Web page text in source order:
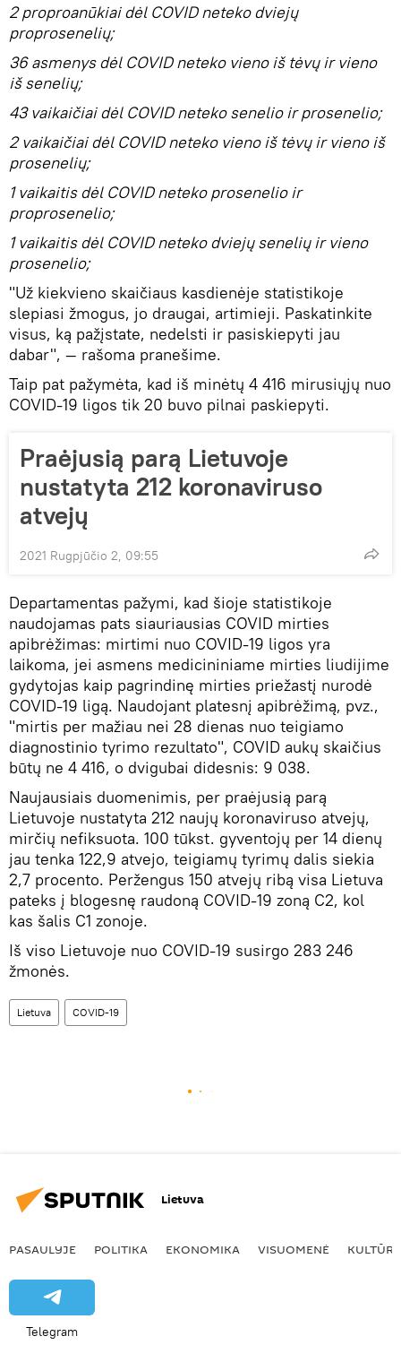
2 proproanūkiai dėl COVID neteko dviejų
proprosenelių;
36 asmenys dėl COVID neteko vieno iš tėvų ir vieno
iš senelių;
43 vaikaičiai dėl COVID neteko senelio ir prosenelio;
2 vaikaičiai dėl COVID neteko vieno iš tėvų ir vieno iš
prosenelių;
1 vaikaitis dėl COVID neteko prosenelio ir
proprosenelio;
1 vaikaitis dėl COVID neteko dviejų senelių ir vieno
prosenelio;
"Už kiekvieno skaičiaus kasdienėje statistikoje
slepiasi žmogus, jo draugai, artimieji. Paskatinkite
visus, ką pažįstate, nedelsti ir pasiskiepyti jau
dabar", — rašoma pranešime.
Taip pat pažymėta, kad iš minėtų 4 416 mirusiųjų nuo
COVID-19 ligos tik 20 buvo pilnai paskiepyti.
Praėjusią parą Lietuvoje
nustatyta 212 koronaviruso
atvejų
2021 Rugpjūčio 2, 09:55
Departamentas pažymi, kad šioje statistikoje
naudojamas pats siauriausias COVID mirties
apibrėžimas: mirtimi nuo COVID-19 ligos yra
laikoma, jei asmens medicininiame mirties liudijime
gydytojas kaip pagrindinę mirties priežastį nurodė
COVID-19 ligą. Naudojant platesnį apibrėžimą, pvz.,
"mirtis per mažiau nei 28 dienas nuo teigiamo
diagnostinio tyrimo rezultato", COVID aukų skaičius
būtų ne 4 416, o dvigubai didesnis: 9 038.
Naujausiais duomenimis, per praėjusią parą
Lietuvoje nustatyta 212 naujų koronaviruso atvejų,
mirčių nefiksuota. 100 tūkst. gyventojų per 14 dienų
jau tenka 122,9 atvejo, teigiamų tyrimų dalis siekia
2,7 procento. Peržengus 150 atvejų ribą visa Lietuva
pateks į blogesnę raudoną COVID-19 zoną C2, kol
kas šalis C1 zonoje.
Iš viso Lietuvoje nuo COVID-19 susirgo 283 246
žmonės.
Lietuva COVID-19
Lietuva
PASAULYJE POLITIKA EKONOMIKA VISUOMENĖ KULTŪRA
Telegram